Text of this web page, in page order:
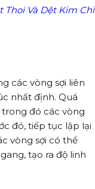
Thoi Và Dệt Kim Chỉ
các vòng sợi liên
nhất định. Quá
đó các vòng
đó, tiếp tục lặp lại
vòng sợi có thể
tạo ra độ linh